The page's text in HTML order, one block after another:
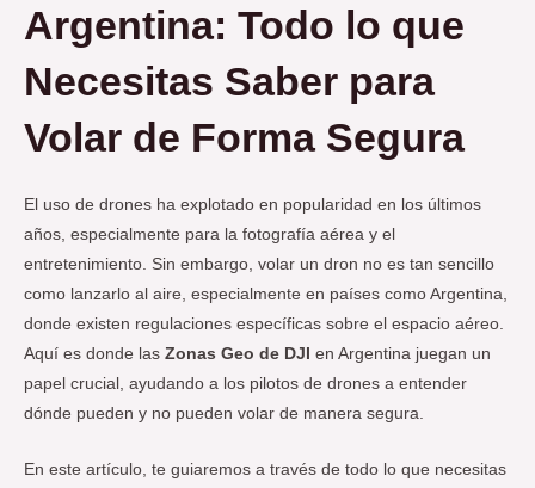
Argentina: Todo lo que
Necesitas Saber para
Volar de Forma Segura
El uso de drones ha explotado en popularidad en los últimos
años, especialmente para la fotografía aérea y el
entretenimiento. Sin embargo, volar un dron no es tan sencillo
como lanzarlo al aire, especialmente en países como Argentina,
donde existen regulaciones específicas sobre el espacio aéreo.
Aquí es donde las Zonas Geo de DJI en Argentina juegan un
papel crucial, ayudando a los pilotos de drones a entender
dónde pueden y no pueden volar de manera segura.
En este artículo, te guiaremos a través de todo lo que necesitas